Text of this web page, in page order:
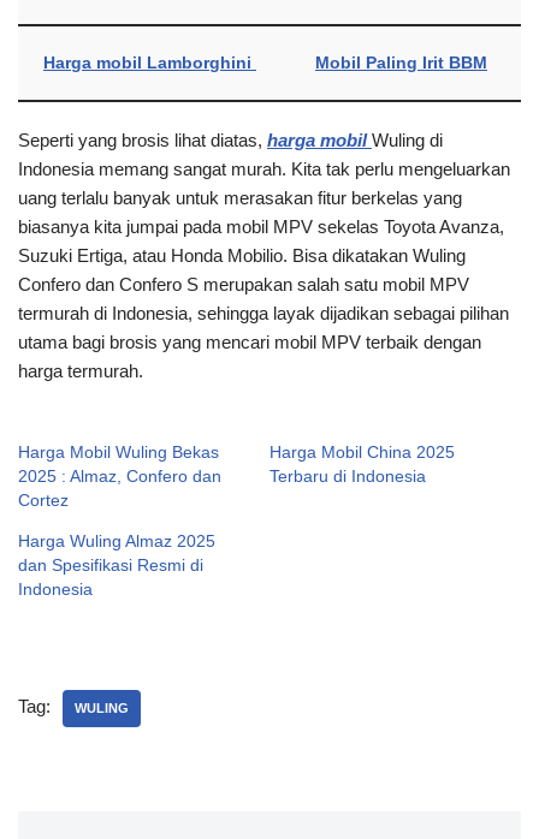
Harga mobil Lamborghini Mobil Paling Irit BBM
Seperti yang brosis lihat diatas, harga mobil Wuling di
Indonesia memang sangat murah. Kita tak perlu mengeluarkan
uang terlalu banyak untuk merasakan fitur berkelas yang
biasanya kita jumpai pada mobil MPV sekelas Toyota Avanza,
Suzuki Ertiga, atau Honda Mobilio. Bisa dikatakan Wuling
Confero dan Confero S merupakan salah satu mobil MPV
termurah di Indonesia, sehingga layak dijadikan sebagai pilihan
utama bagi brosis yang mencari mobil MPV terbaik dengan
harga termurah.
Harga Mobil Wuling Bekas
2025 : Almaz, Confero dan
Cortez
Harga Mobil China 2025
Terbaru di Indonesia
Harga Wuling Almaz 2025
dan Spesifikasi Resmi di
Indonesia
Tag: WULING